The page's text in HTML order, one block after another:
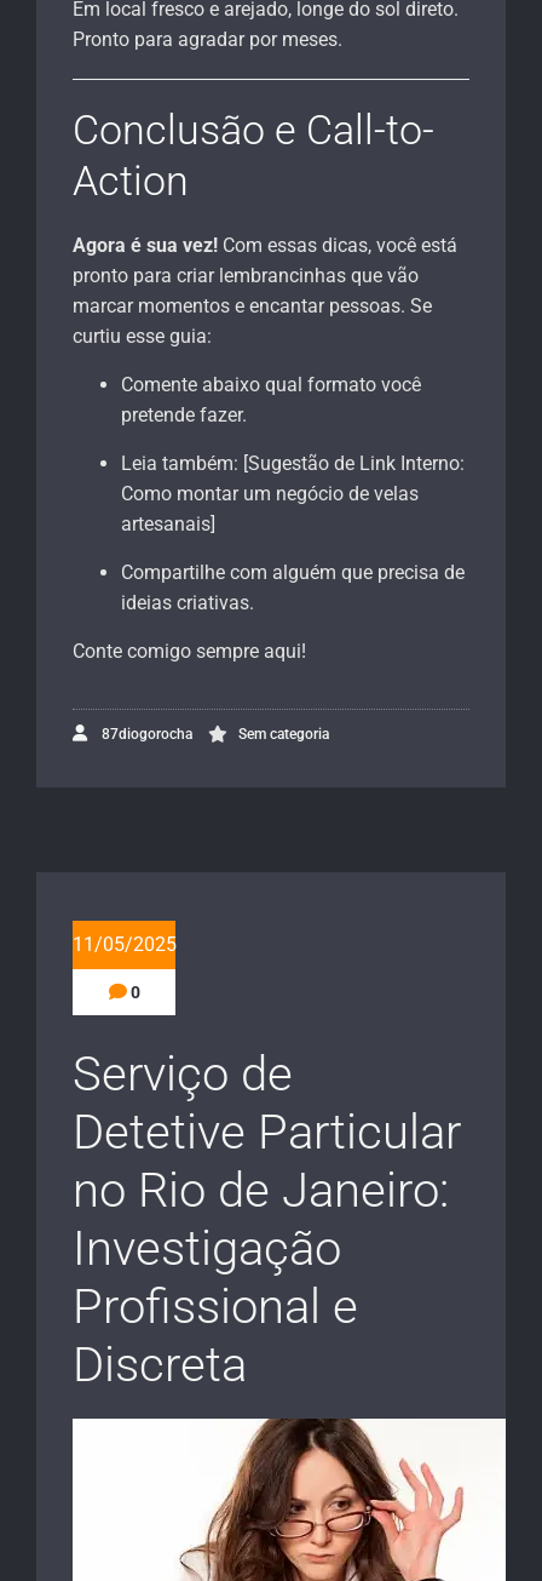
Em local fresco e arejado, longe do sol direto.
Pronto para agradar por meses.
Conclusão e Call-to-
Action
Agora é sua vez! Com essas dicas, você está
pronto para criar lembrancinhas que vão
marcar momentos e encantar pessoas. Se
curtiu esse guia:
Comente abaixo qual formato você
pretende fazer.
Leia também: [Sugestão de Link Interno:
Como montar um negócio de velas
artesanais]
Compartilhe com alguém que precisa de
ideias criativas.
Conte comigo sempre aqui!
87diogorocha Sem categoria
11/05/2025
0
Serviço de
Detetive Particular
no Rio de Janeiro:
Investigação
Profissional e
Discreta